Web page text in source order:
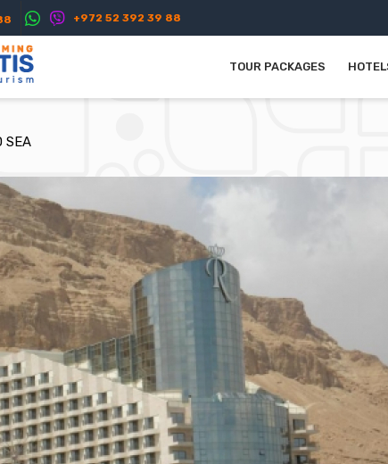
+972 52 392 39 88
TOUR PACKAGES
SEA